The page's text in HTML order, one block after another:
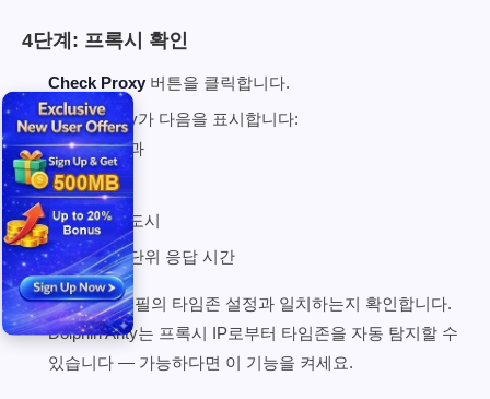
4단계: 프록시 확인
Check Proxy 버튼을 클릭합니다.
Dolphin Anty가 다음을 표시합니다:
연결 결과
외부 IP
국가와 도시
밀리초 단위 응답 시간
국가가 프로필의 타임존 설정과 일치하는지 확인합니다.
Dolphin Anty는 프록시 IP로부터 타임존을 자동 탐지할 수
있습니다 — 가능하다면 이 기능을 켜세요.